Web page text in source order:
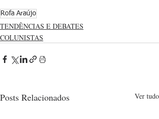
Rofa Araújo
TENDÊNCIAS E DEBATES
COLUNISTAS
Posts Relacionados Ver tudo